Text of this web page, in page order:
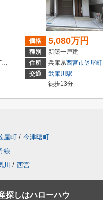
価格 5,080万円
種別
新築一戸建
住所
兵庫県西宮市笠屋町
交通
武庫川駅
徒歩13分
屋町 / 今津曙町
線
川 / 西宮
探しはハローハウ